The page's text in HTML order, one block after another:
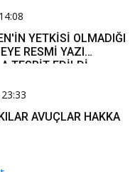
YETKİSİ OLMADIĞI
RESMİ YAZI
TESPİT EDİLDİ
AVUÇLAR HAKKA